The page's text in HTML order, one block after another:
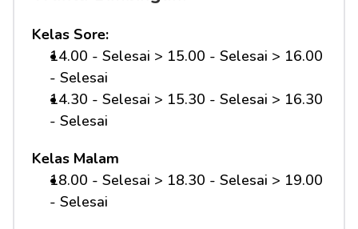
Kelas Sore:
14.00 - Selesai > 15.00 - Selesai > 16.00
- Selesai
14.30 - Selesai > 15.30 - Selesai > 16.30
- Selesai
Kelas Malam
18.00 - Selesai > 18.30 - Selesai > 19.00
- Selesai